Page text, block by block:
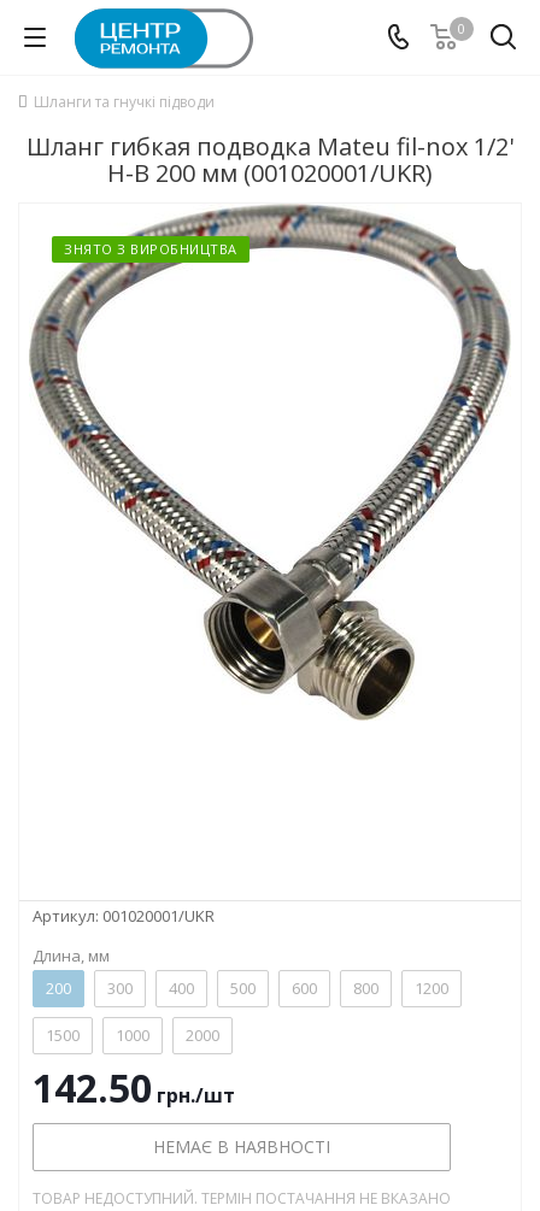
0
Шланги та гнучкі підводи
Шланг гибкая подводка Mateu fil-nox 1/2'
Н-B 200 мм (001020001/UKR)
ЗНЯТО З ВИРОБНИЦТВА
Артикул: 001020001/UKR
Длина, мм
200
300 400 500 600 800 1200
1500 1000 2000
142.50 грн./шт
НЕМАЄ В НАЯВНОСТІ
ТОВАР НЕДОСТУПНИЙ. ТЕРМІН ПОСТАЧАННЯ НЕ ВКАЗАНО